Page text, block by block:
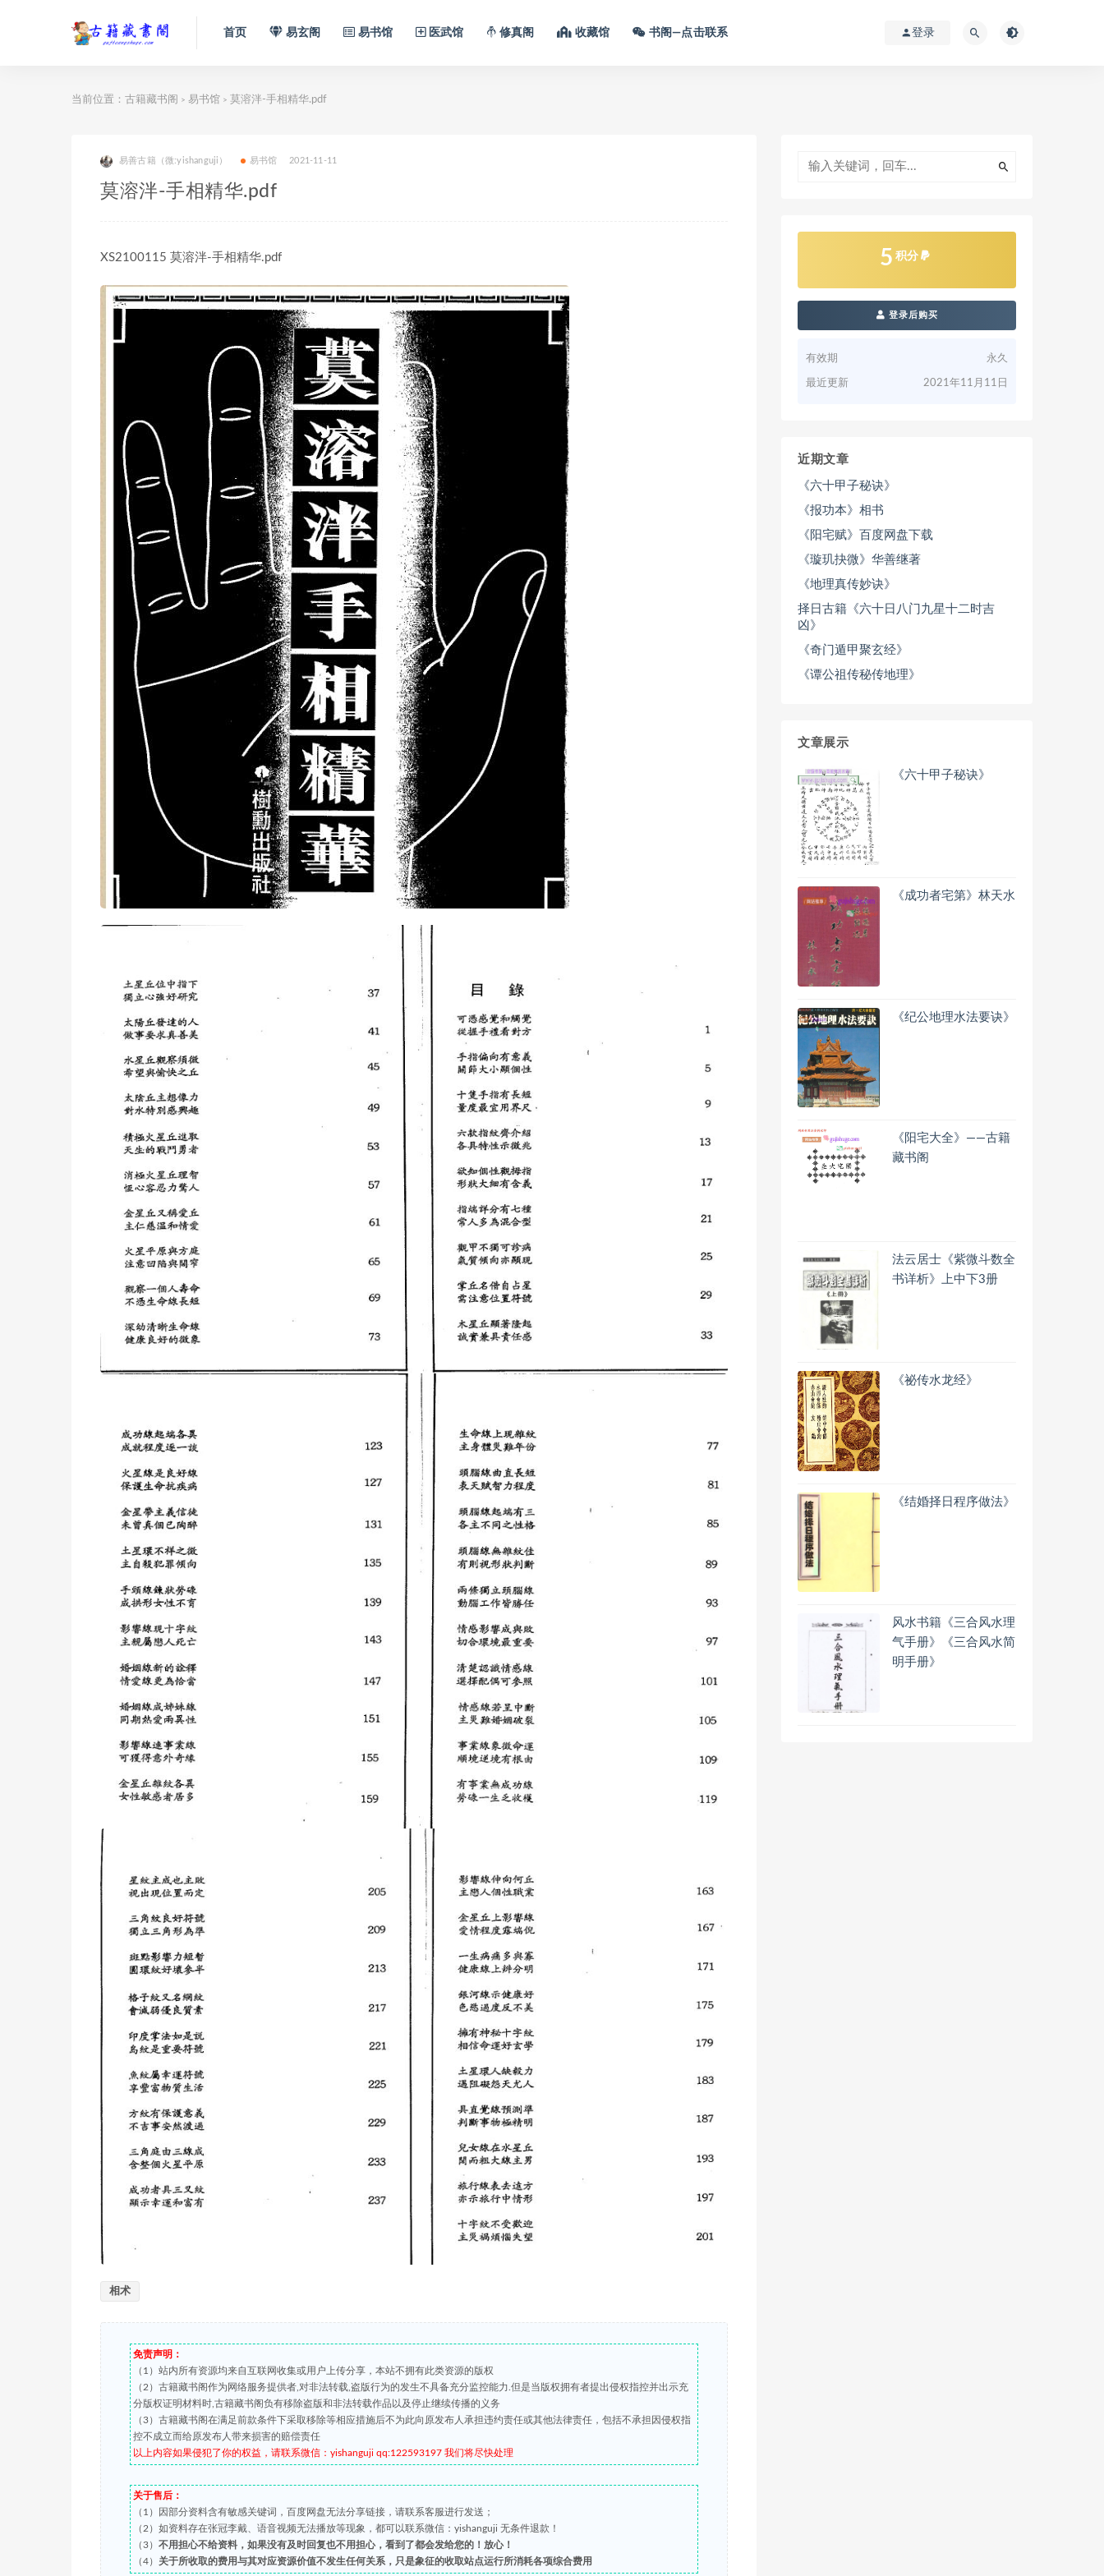
首页 易玄阁 易书馆 医武馆 修真阁 收藏馆 书阁—点击联系 登录
当前位置： 古籍藏书阁 > 易书馆 > 莫溶泮-手相精华.pdf
易善古籍（微:yishanguji） 易书馆 2021-11-11
莫溶泮-手相精华.pdf
XS2100115 莫溶泮-手相精华.pdf
相术
免责声明：
（1）站内所有资源均来自互联网收集或用户上传分享，本站不拥有此类资源的版权
（2）古籍藏书阁作为网络服务提供者,对非法转载,盗版行为的发生不具备充分监控能力.但是当版权拥有者提出侵权指控并出示充
分版权证明材料时,古籍藏书阁负有移除盗版和非法转载作品以及停止继续传播的义务
（3）古籍藏书阁在满足前款条件下采取移除等相应措施后不为此向原发布人承担违约责任或其他法律责任，包括不承担因侵权指
控不成立而给原发布人带来损害的赔偿责任
以上内容如果侵犯了你的权益，请联系微信：yishanguji qq:122593197 我们将尽快处理
关于售后：
（1）因部分资料含有敏感关键词，百度网盘无法分享链接，请联系客服进行发送；
（2）如资料存在张冠李戴、语音视频无法播放等现象，都可以联系微信：yishanguji 无条件退款！
（3） 不用担心不给资料，如果没有及时回复也不用担心，看到了都会发给您的！放心！
（4） 关于所收取的费用与其对应资源价值不发生任何关系，只是象征的收取站点运行所消耗各项综合费用
5 积分
登录后购买
有效期 永久
最近更新 2021年11月11日
近期文章
《六十甲子秘诀》
《报功本》相书
《阳宅赋》百度网盘下载
《璇玑抉微》华善继著
《地理真传妙诀》
择日古籍《六十日八门九星十二时吉
凶》
《奇门遁甲聚玄经》
《谭公祖传秘传地理》
文章展示
《六十甲子秘诀》
《成功者宅第》林天水
《纪公地理水法要诀》
《阳宅大全》——古籍
藏书阁
法云居士《紫微斗数全
书详析》上中下3册
《祕传水龙经》
《结婚择日程序做法》
风水书籍《三合风水理
气手册》《三合风水简
明手册》